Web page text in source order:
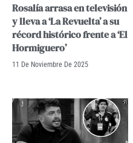
Rosalía arrasa en televisión
y lleva a ‘La Revuelta’ a su
récord histórico frente a ‘El
Hormiguero’
11 De Noviembre De 2025